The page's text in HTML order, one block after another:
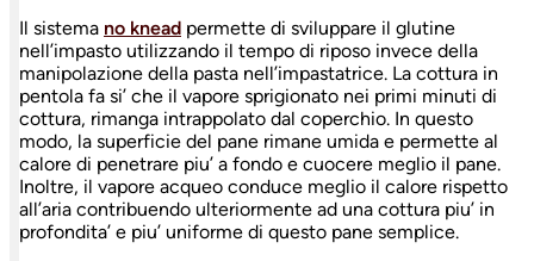
Il sistema no knead permette di sviluppare il glutine
nell’impasto utilizzando il tempo di riposo invece della
manipolazione della pasta nell’impastatrice. La cottura in
pentola fa si’ che il vapore sprigionato nei primi minuti di
cottura, rimanga intrappolato dal coperchio. In questo
modo, la superficie del pane rimane umida e permette al
calore di penetrare piu’ a fondo e cuocere meglio il pane.
Inoltre, il vapore acqueo conduce meglio il calore rispetto
all’aria contribuendo ulteriormente ad una cottura piu’ in
profondita’ e piu’ uniforme di questo pane semplice.